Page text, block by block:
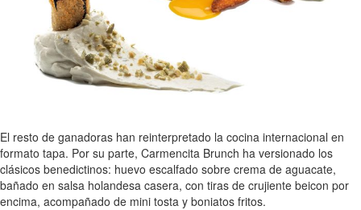
El resto de ganadoras han reinterpretado la cocina internacional en
formato tapa. Por su parte, Carmencita Brunch ha versionado los
clásicos benedictinos: huevo escalfado sobre crema de aguacate,
bañado en salsa holandesa casera, con tiras de crujiente beicon por
encima, acompañado de mini tosta y boniatos fritos.